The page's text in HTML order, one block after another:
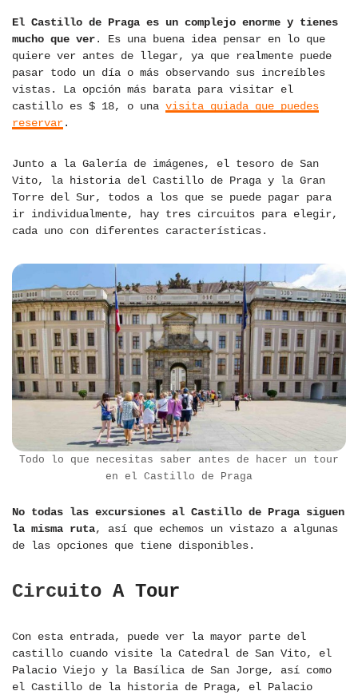
El Castillo de Praga es un complejo enorme y tienes
mucho que ver. Es una buena idea pensar en lo que
quiere ver antes de llegar, ya que realmente puede
pasar todo un día o más observando sus increíbles
vistas. La opción más barata para visitar el
castillo es $ 18, o una visita guiada que puedes
reservar.
Junto a la Galería de imágenes, el tesoro de San
Vito, la historia del Castillo de Praga y la Gran
Torre del Sur, todos a los que se puede pagar para
ir individualmente, hay tres circuitos para elegir,
cada uno con diferentes características.
Todo lo que necesitas saber antes de hacer un tour
en el Castillo de Praga
No todas las excursiones al Castillo de Praga siguen
la misma ruta, así que echemos un vistazo a algunas
de las opciones que tiene disponibles.
Circuito A Tour
Con esta entrada, puede ver la mayor parte del
castillo cuando visite la Catedral de San Vito, el
Palacio Viejo y la Basílica de San Jorge, así como
el Castillo de la historia de Praga, el Palacio